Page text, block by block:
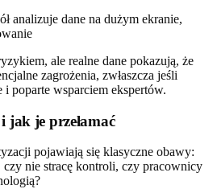
ale realne dane pokazują, że
zagrożenia, zwłaszcza jeśli
poparte wsparciem ekspertów.
jak je przełamać
pojawiają się klasyczne obawy:
czy nie stracę kontroli, czy pracownicy